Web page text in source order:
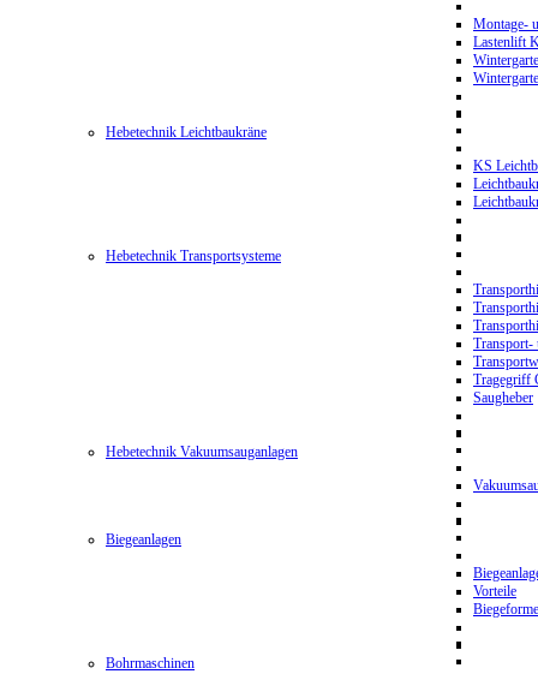
Montage-
Lastenlift
Hebetechnik Leichtbaukräne
KS
Hebetechnik Transportsysteme
Transport-
Tragegriff
Saugheber
Hebetechnik Vakuumsauganlagen
Biegeanlagen
Vorteile
Bohrmaschinen